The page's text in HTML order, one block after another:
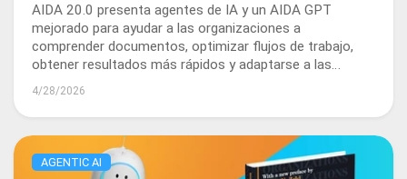
AIDA 20.0 presenta agentes de IA y un AIDA GPT
mejorado para ayudar a las organizaciones a
comprender documentos, optimizar flujos de trabajo,
obtener resultados más rápidos y adaptarse a las
necesidades empresariales en evolución.
4/28/2026
AGENTIC AI